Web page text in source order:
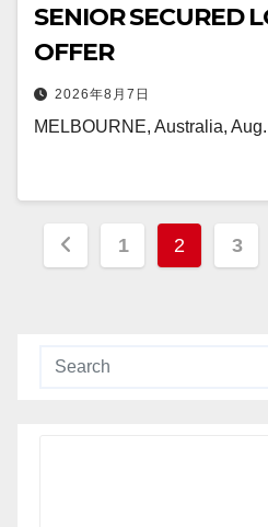
SENIOR SECURED
OFFER
2026年8月7日
MELBOURNE, Australia,
投
ペ
1 2 3